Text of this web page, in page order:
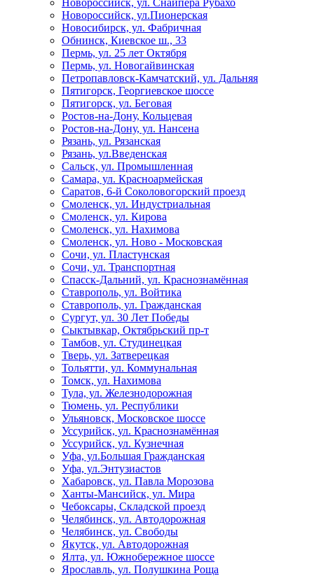
Новороссийск, ул. Снайпера Рубахо
Новороссийск, ул.Пионерская
Новосибирск, ул. Фабричная
Обнинск, Киевское ш., 33
Пермь, ул. 25 лет Октября
Пермь, ул. Новогайвинская
Петропавловск-Камчатский, ул. Дальняя
Пятигорск, Георгиевское шоссе
Пятигорск, ул. Беговая
Ростов-на-Дону, Кольцевая
Ростов-на-Дону, ул. Нансена
Рязань, ул. Рязанская
Рязань, ул.Введенская
Сальск, ул. Промышленная
Самара, ул. Красноармейская
Саратов, 6-й Соколовогорский проезд
Смоленск, ул. Индустриальная
Смоленск, ул. Кирова
Смоленск, ул. Нахимова
Смоленск, ул. Ново - Московская
Сочи, ул. Пластунская
Сочи, ул. Транспортная
Спасск-Дальний, ул. Краснознамённая
Ставрополь, ул. Войтика
Ставрополь, ул. Гражданская
Сургут, ул. 30 Лет Победы
Сыктывкар, Октябрьский пр-т
Тамбов, ул. Студинецкая
Тверь, ул. Затверецкая
Тольятти, ул. Коммунальная
Томск, ул. Нахимова
Тула, ул. Железнодорожная
Тюмень, ул. Республики
Ульяновск, Московское шоссе
Уссурийск, ул. Краснознамённая
Уссурийск, ул. Кузнечная
Уфа, ул.Большая Гражданская
Уфа, ул.Энтузиастов
Хабаровск, ул. Павла Морозова
Ханты-Мансийск, ул. Мира
Чебоксары, Складской проезд
Челябинск, ул. Автодорожная
Челябинск, ул. Свободы
Якутск, ул. Автодорожная
Ялта, ул. Южнобережное шоссе
Ярославль, ул. Полушкина Роща